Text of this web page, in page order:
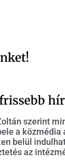
szerint
a közmédia
belül
az